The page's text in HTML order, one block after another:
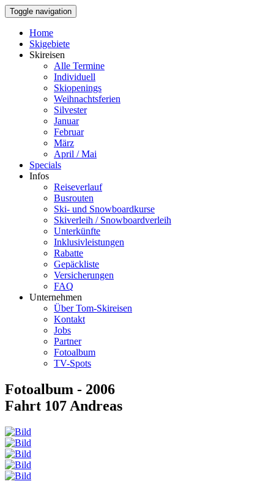
Toggle navigation
Home
Skigebiete
Skireisen
Alle Termine
Individuell
Skiopenings
Weihnachtsferien
Silvester
Januar
Februar
März
April / Mai
Specials
Infos
Reiseverlauf
Busrouten
Ski- und Snowboardkurse
Skiverleih / Snowboardverleih
Unterkünfte
Inklusivleistungen
Rabatte
Gepäckliste
Versicherungen
FAQ
Unternehmen
Über Tom-Skireisen
Kontakt
Jobs
Partner
Fotoalbum
TV-Spots
Fotoalbum - 2006
Fahrt 107 Andreas